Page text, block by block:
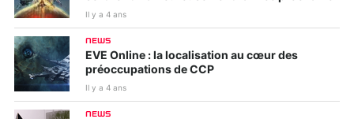
Il y a 4 ans
NEWS
EVE Online : la localisation au cœur des
préoccupations de CCP
Il y a 4 ans
NEWS